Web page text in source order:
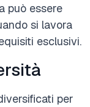
può essere
si lavora
esclusivi.
per